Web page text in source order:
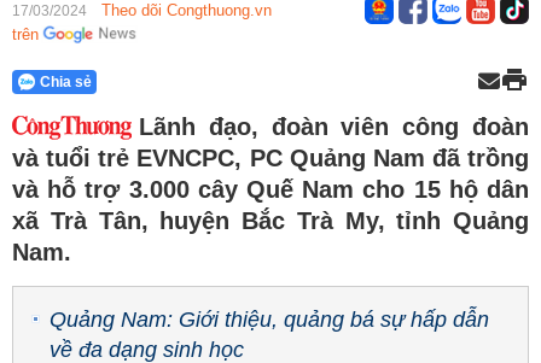
17/03/2024
Theo dõi Congthuong.vn
trên
Chia sẻ
Lãnh đạo, đoàn viên công đoàn
và tuổi trẻ EVNCPC, PC Quảng Nam đã trồng
và hỗ trợ 3.000 cây Quế Nam cho 15 hộ dân
xã Trà Tân, huyện Bắc Trà My, tỉnh Quảng
Nam.
Quảng Nam: Giới thiệu, quảng bá sự hấp dẫn
về đa dạng sinh học